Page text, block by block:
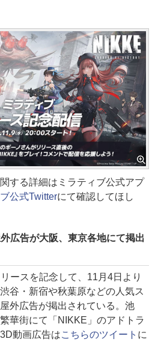
する詳細はミラティブ公式アプ
公式Twitterにて確認してほし
広告が大阪、東京各地にて掲出
ースを記念して、11月4日より
谷・新宿や秋葉原などの人気ス
外広告が掲出されている。池
華街にて「NIKKE」のアドトラ
動画広告はこちらのツイート に